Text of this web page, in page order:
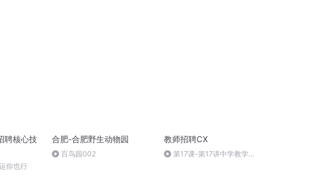
聘核心技
你也行
合肥-合肥野生动物园
百鸟园002
教师招聘CX
第17课-第17讲中学教学